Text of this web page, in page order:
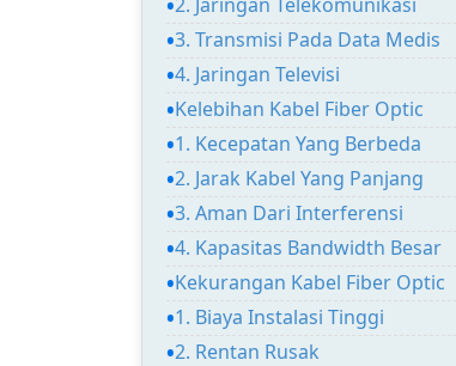
3. Transmisi Pada Data Medis
4. Jaringan Televisi
Kelebihan Kabel Fiber Optic
1. Kecepatan Yang Berbeda
2. Jarak Kabel Yang Panjang
3. Aman Dari Interferensi
4. Kapasitas Bandwidth Besar
Kekurangan Kabel Fiber Optic
1. Biaya Instalasi Tinggi
2. Rentan Rusak